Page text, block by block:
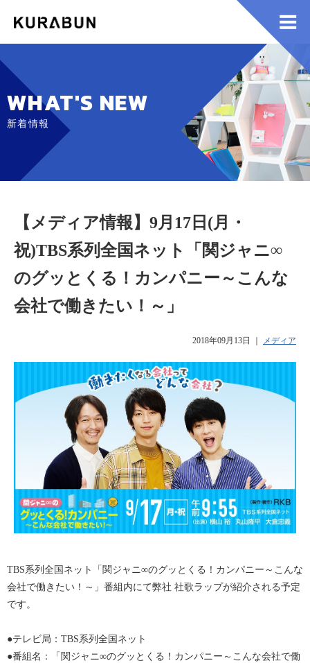
WHAT'S NEW
新着情報
【メディア情報】9月17日(月・
祝)TBS系列全国ネット「関ジャニ∞
のグッとくる！カンパニー～こんな
会社で働きたい！～」
2018年09月13日 メディア
TBS系列全国ネット「関ジャニ∞のグッとくる！カンパニー～こんな
会社で働きたい！～」番組内にて弊社 社歌ラップが紹介される予定
です。
●テレビ局：TBS系列全国ネット
●番組名：「関ジャニ∞のグッとくる！カンパニー～こんな会社で働